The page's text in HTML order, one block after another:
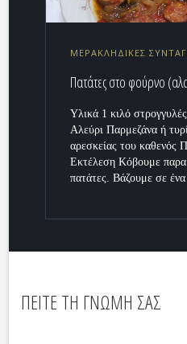
ΜΕΡΑΚΛΗΔΙΚΕΣ
Πατάτες στο φούρνο
Υλικά 1 κιλό
Αλεύρι Παρμεζάνα ή
αρεσκείας του καθενός
Εκτέλεση Κόβουμε παρα
πατάτες. Βάζουμε σε ένα
ΠΕΙΤΕ ΤΗ ΓΝΩΜΗ ΣΑΣ